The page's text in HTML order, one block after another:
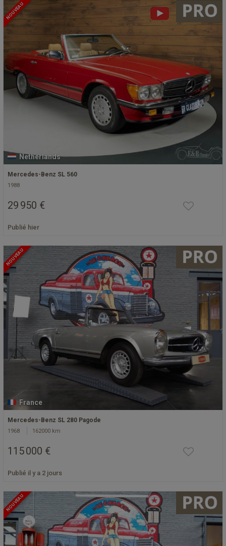
NOUVEAU
Netherlands
Mercedes-Benz SL 560
1988
29 950 €
Publié hier
NOUVEAU
France
Mercedes-Benz SL 280 Pagode
1968 162000 km
115 000 €
Publié il y a 2 jours
NOUVEAU